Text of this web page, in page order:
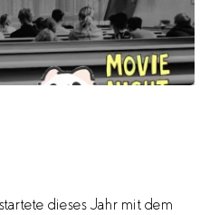
dieses Jahr mit dem